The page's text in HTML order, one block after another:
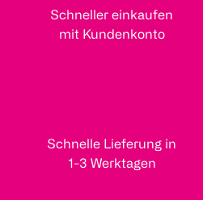
Schneller einkaufen
mit Kundenkonto
Schnelle Lieferung in
1-3 Werktagen